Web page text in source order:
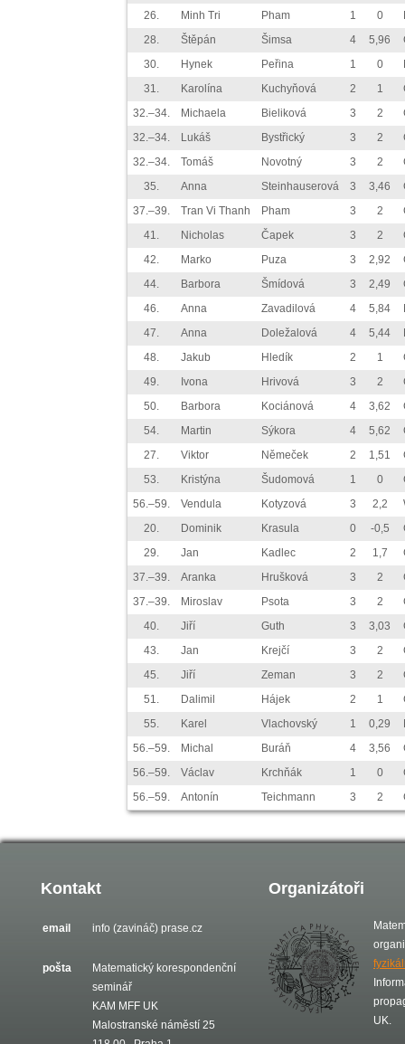
26.
Minh Tri Pham 1 0
28.
Štěpán Šimsa 4 5,96
30.
Hynek Peřina 1 0
31.
Karolína Kuchyňová 2 1
32.–34.
Michaela Bieliková 3 2
32.–34.
Lukáš Bystřický 3 2
32.–34.
Tomáš Novotný 3 2
35.
Anna Steinhauserová 3 3,46
37.–39.
Tran Vi Thanh Pham 3 2
41.
Nicholas Čapek 3 2
42.
Marko Puza 3 2,92
44.
Barbora Šmídová 3 2,49
46.
Anna Zavadilová 4 5,84
47.
Anna Doležalová 4 5,44
48.
Jakub Hledík 2 1
49.
Ivona Hrivová 3 2
50.
Barbora Kociánová 4 3,62
54.
Martin Sýkora 4 5,62
27.
Viktor Němeček 2 1,51
53.
Kristýna Šudomová 1 0
56.–59.
Vendula Kotyzová 3 2,2
20.
Dominik Krasula 0 -0,5
29.
Jan Kadlec 2 1,7
37.–39.
Aranka Hrušková 3 2
37.–39.
Miroslav Psota 3 2
40.
Jiří Guth 3 3,03
43.
Jan Krejčí 3 2
45.
Jiří Zeman 3 2
51.
Dalimil Hájek 2 1
55.
Karel Vlachovský 1 0,29
56.–59.
Michal Buráň 4 3,56
56.–59.
Václav Krchňák 1 0
56.–59.
Antonín Teichmann 3 2
Kontakt
email info (zavináč) prase.cz
pošta
Matematický korespondenční
seminář
KAM MFF UK
Malostranské náměstí 25
Organizátoři
UK.